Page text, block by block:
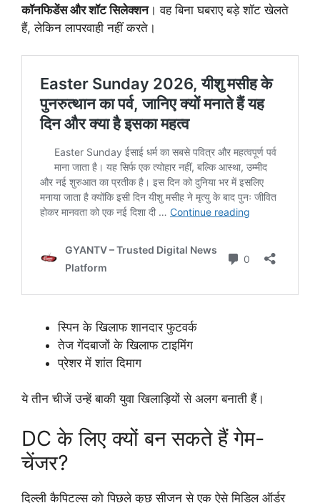
कॉनफिडेंस और शॉट सिलेक्शन। वह बिना घबराए बड़े शॉट खेलते
हैं, लेकिन लापरवाही नहीं करते।
स्पिन के खिलाफ शानदार फुटवर्क
तेज गेंदबाजों के खिलाफ टाइमिंग
प्रेशर में शांत दिमाग
ये तीन चीजें उन्हें बाकी युवा खिलाड़ियों से अलग बनाती हैं।
DC के लिए क्यों बन सकते हैं गेम-
चेंजर?
दिल्ली कैपिटल्स को पिछले कुछ सीजन से एक ऐसे मिडिल ऑर्डर